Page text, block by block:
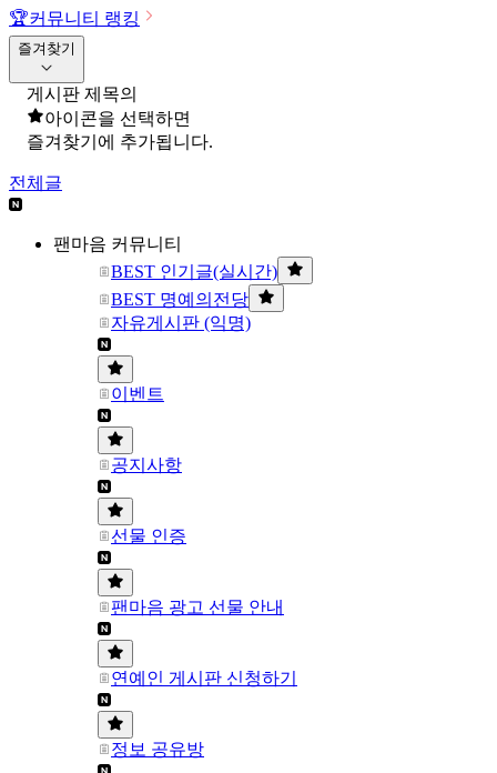
🏆커뮤니티 랭킹
즐겨찾기
게시판 제목의
아이콘을 선택하면
즐겨찾기에 추가됩니다.
전체글
팬마음 커뮤니티
BEST 인기글(실시간)
BEST 명예의전당
자유게시판 (익명)
이벤트
공지사항
선물 인증
팬마음 광고 선물 안내
연예인 게시판 신청하기
정보 공유방